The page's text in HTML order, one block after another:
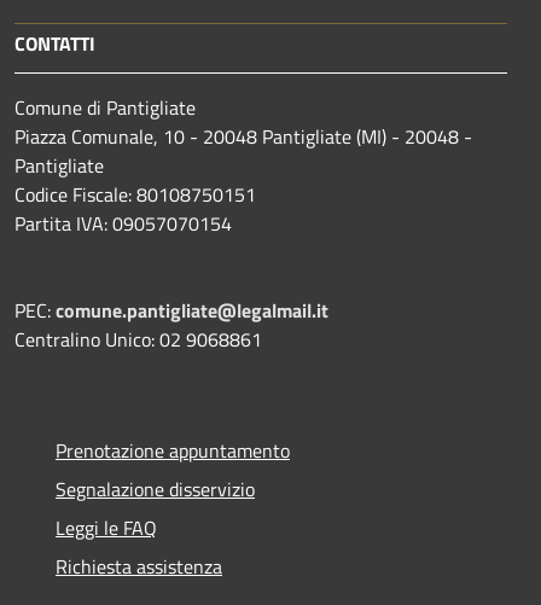
CONTATTI
Comune di Pantigliate
Piazza Comunale, 10 - 20048 Pantigliate (MI) - 20048 -
Pantigliate
Codice Fiscale: 80108750151
Partita IVA: 09057070154
PEC:comune.pantigliate@legalmail.it
Centralino Unico: 02 9068861
Prenotazione appuntamento
Segnalazione disservizio
Leggi le FAQ
Richiesta assistenza